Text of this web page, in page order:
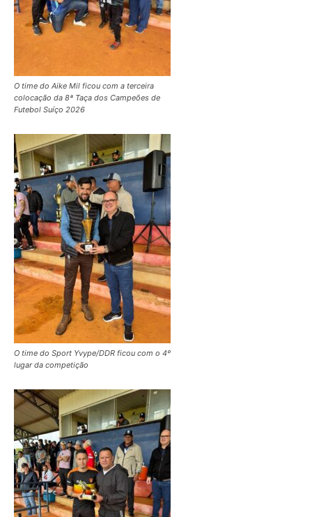
O time do Aike Mil ficou com a terceira
colocação da 8ª Taça dos Campeões de
Futebol Suíço 2026
O time do Sport Yvype/DDR ficou com o 4º
lugar da competição